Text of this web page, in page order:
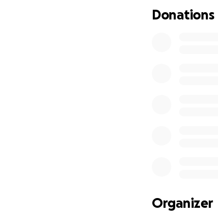
Lebensmittel bin
bitten mir bei
Donations
Organizer